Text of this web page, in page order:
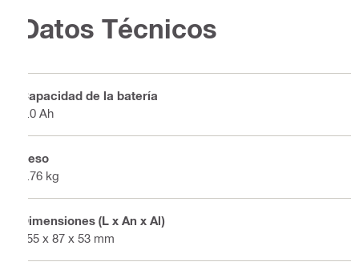
Datos Técnicos
Capacidad de la batería
4.0 Ah
Peso
0.76 kg
Dimensiones (L x An x Al)
155 x 87 x 53 mm